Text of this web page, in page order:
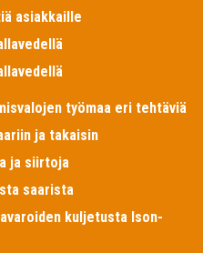
asiakkaille
työmaa eri tehtäviä
ja takaisin
ja siirtoja
saarista
kuljetusta Ison-